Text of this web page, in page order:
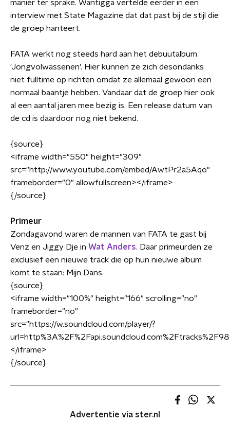
manier ter sprake. Wantigga vertelde eerder in een
interview met State Magazine dat dat past bij de stijl die
de groep hanteert.
FATA werkt nog steeds hard aan het debuutalbum
'Jongvolwassenen'. Hier kunnen ze zich desondanks
niet fulltime op richten omdat ze allemaal gewoon een
normaal baantje hebben. Vandaar dat de groep hier ook
al een aantal jaren mee bezig is. Een release datum van
de cd is daardoor nog niet bekend.
{source}
<iframe width="550" height="309"
src="http://www.youtube.com/embed/AwtPr2a5Aqo"
frameborder="0" allowfullscreen></iframe>
{/source}
Primeur
Zondagavond waren de mannen van FATA te gast bij
Venz en Jiggy Dje in Wat Anders. Daar primeurden ze
exclusief een nieuwe track die op hun nieuwe album
komt te staan: Mijn Dans.
{source}
<iframe width="100%" height="166" scrolling="no"
frameborder="no"
src="https://w.soundcloud.com/player/?
</iframe>
{/source}
Advertentie via ster.nl